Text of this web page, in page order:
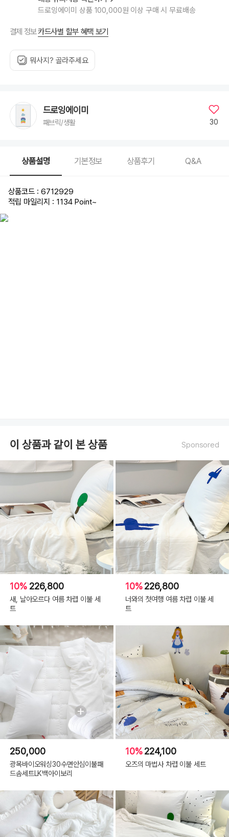
드로잉에이미 상품 100,000원 이상 구매 시 무료배송
결제 정보카드사별 할부 혜택 보기
뭐사지? 골라주세요
드로잉에이미
패브릭/생활 30
상품설명 기본정보 상품후기 Q&A
상품코드 : 6712929
적립 마일리지 : 1134 Point~
이 상품과 같이 본 상품 Sponsored
10% 226,800
새, 날아오르다 여름 차렵 이불 세
트
10%226,800
너와의 첫여행 여름 차렵 이불 세
트
250,000
광목바이오워싱30수면안심이불패
드솜세트LK백아이보리
10%224,100
오즈의 마법사 차렵 이불 세트